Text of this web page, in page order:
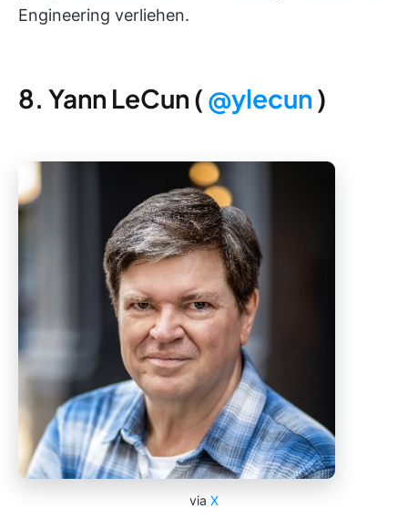
Engineering verliehen.
8. Yann LeCun ( @ylecun )
via X